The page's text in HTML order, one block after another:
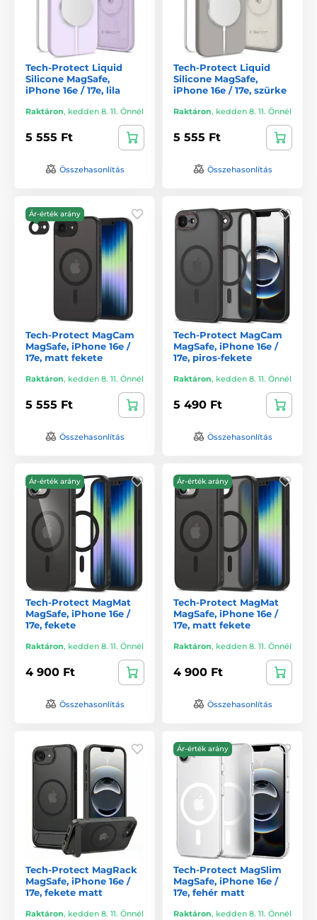
Tech-Protect Liquid
Silicone MagSafe,
iPhone 16e / 17e, lila
Raktáron, kedden 8. 11. Önnél
5 555 Ft
Összehasonlítás
Tech-Protect Liquid
Silicone MagSafe,
iPhone 16e / 17e, szürke
Raktáron, kedden 8. 11. Önnél
5 555 Ft
Összehasonlítás
Ár-érték arány
Tech-Protect MagCam
MagSafe, iPhone 16e /
17e, matt fekete
Raktáron, kedden 8. 11. Önnél
5 555 Ft
Összehasonlítás
Tech-Protect MagCam
MagSafe, iPhone 16e /
17e, piros-fekete
Raktáron, kedden 8. 11. Önnél
5 490 Ft
Összehasonlítás
Ár-érték arány
Tech-Protect MagMat
MagSafe, iPhone 16e /
17e, fekete
Raktáron, kedden 8. 11. Önnél
4 900 Ft
Összehasonlítás
Ár-érték arány
Tech-Protect MagMat
MagSafe, iPhone 16e /
17e, matt fekete
Raktáron, kedden 8. 11. Önnél
4 900 Ft
Összehasonlítás
Tech-Protect MagRack
MagSafe, iPhone 16e /
17e, fekete matt
Raktáron, kedden 8. 11. Önnél
Ár-érték arány
Tech-Protect MagSlim
MagSafe, iPhone 16e /
17e, fehér matt
Raktáron, kedden 8. 11. Önnél